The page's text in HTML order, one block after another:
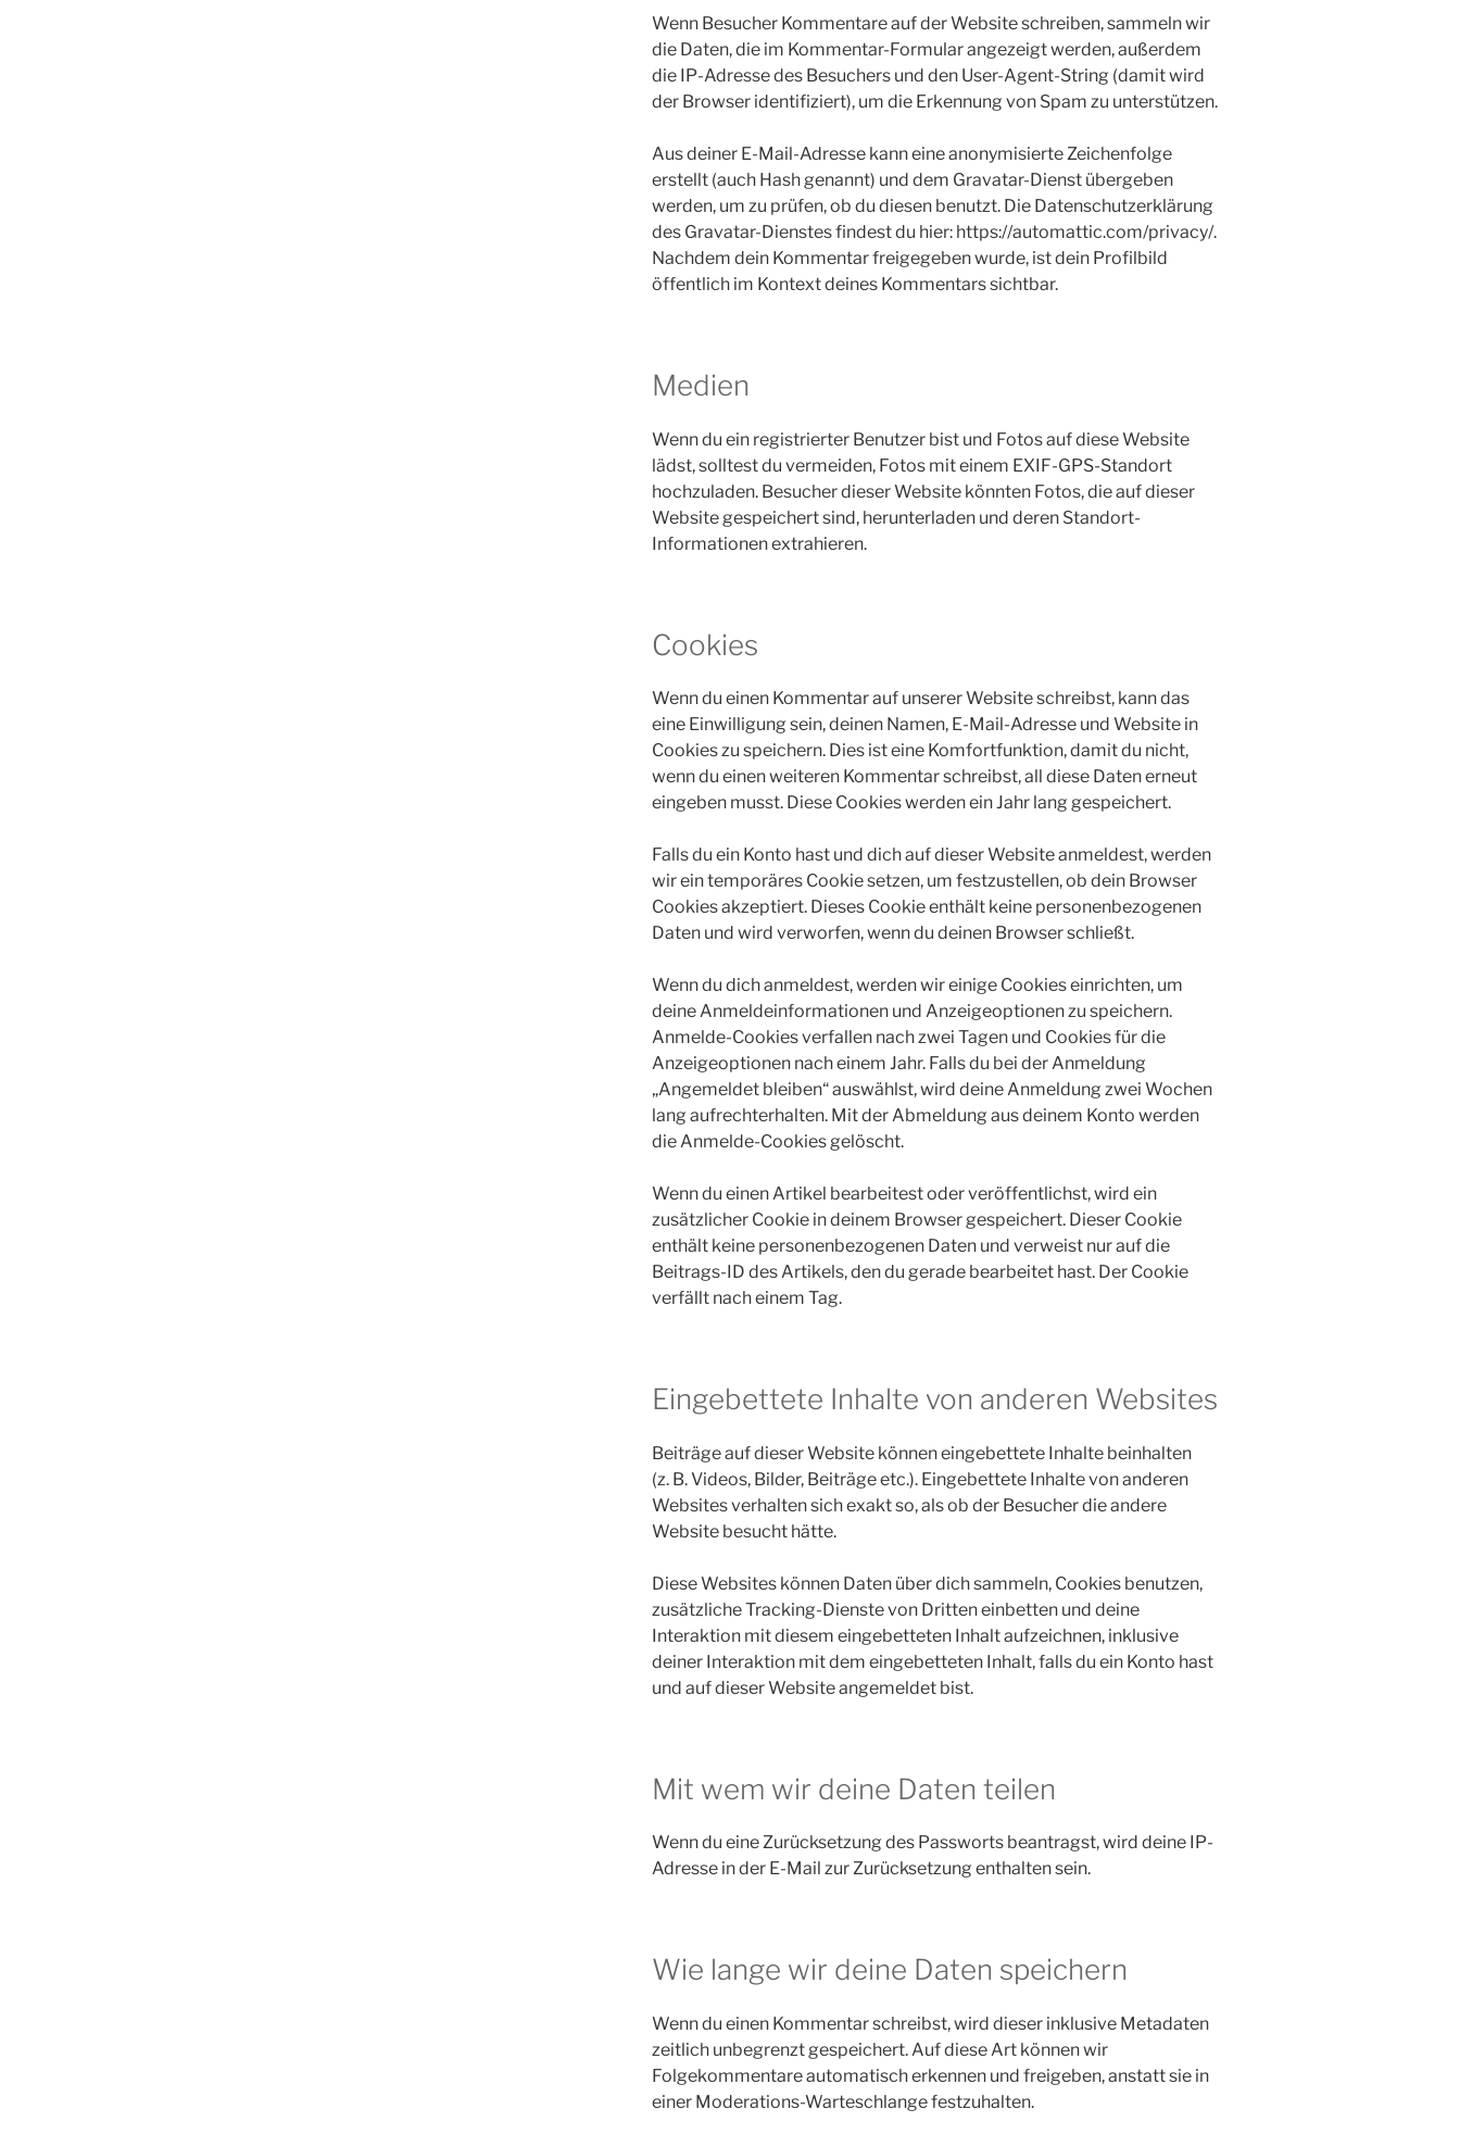
Wenn Besucher Kommentare auf der Website schreiben, sammeln wir
die Daten, die im Kommentar-Formular angezeigt werden, außerdem
die IP-Adresse des Besuchers und den User-Agent-String (damit wird
der Browser identifiziert), um die Erkennung von Spam zu unterstützen.
Aus deiner E-Mail-Adresse kann eine anonymisierte Zeichenfolge
erstellt (auch Hash genannt) und dem Gravatar-Dienst übergeben
werden, um zu prüfen, ob du diesen benutzt. Die Datenschutzerklärung
des Gravatar-Dienstes findest du hier: https://automattic.com/privacy/.
Nachdem dein Kommentar freigegeben wurde, ist dein Profilbild
öffentlich im Kontext deines Kommentars sichtbar.
Medien
Wenn du ein registrierter Benutzer bist und Fotos auf diese Website
lädst, solltest du vermeiden, Fotos mit einem EXIF-GPS-Standort
hochzuladen. Besucher dieser Website könnten Fotos, die auf dieser
Website gespeichert sind, herunterladen und deren Standort-
Informationen extrahieren.
Cookies
Wenn du einen Kommentar auf unserer Website schreibst, kann das
eine Einwilligung sein, deinen Namen, E-Mail-Adresse und Website in
Cookies zu speichern. Dies ist eine Komfortfunktion, damit du nicht,
wenn du einen weiteren Kommentar schreibst, all diese Daten erneut
eingeben musst. Diese Cookies werden ein Jahr lang gespeichert.
Falls du ein Konto hast und dich auf dieser Website anmeldest, werden
wir ein temporäres Cookie setzen, um festzustellen, ob dein Browser
Cookies akzeptiert. Dieses Cookie enthält keine personenbezogenen
Daten und wird verworfen, wenn du deinen Browser schließt.
Wenn du dich anmeldest, werden wir einige Cookies einrichten, um
deine Anmeldeinformationen und Anzeigeoptionen zu speichern.
Anmelde-Cookies verfallen nach zwei Tagen und Cookies für die
Anzeigeoptionen nach einem Jahr. Falls du bei der Anmeldung
„Angemeldet bleiben“ auswählst, wird deine Anmeldung zwei Wochen
lang aufrechterhalten. Mit der Abmeldung aus deinem Konto werden
die Anmelde-Cookies gelöscht.
Wenn du einen Artikel bearbeitest oder veröffentlichst, wird ein
zusätzlicher Cookie in deinem Browser gespeichert. Dieser Cookie
enthält keine personenbezogenen Daten und verweist nur auf die
Beitrags-ID des Artikels, den du gerade bearbeitet hast. Der Cookie
verfällt nach einem Tag.
Eingebettete Inhalte von anderen Websites
Beiträge auf dieser Website können eingebettete Inhalte beinhalten
(z. B. Videos, Bilder, Beiträge etc.). Eingebettete Inhalte von anderen
Websites verhalten sich exakt so, als ob der Besucher die andere
Website besucht hätte.
Diese Websites können Daten über dich sammeln, Cookies benutzen,
zusätzliche Tracking-Dienste von Dritten einbetten und deine
Interaktion mit diesem eingebetteten Inhalt aufzeichnen, inklusive
deiner Interaktion mit dem eingebetteten Inhalt, falls du ein Konto hast
und auf dieser Website angemeldet bist.
Mit wem wir deine Daten teilen
Wenn du eine Zurücksetzung des Passworts beantragst, wird deine IP-
Adresse in der E-Mail zur Zurücksetzung enthalten sein.
Wie lange wir deine Daten speichern
Wenn du einen Kommentar schreibst, wird dieser inklusive Metadaten
zeitlich unbegrenzt gespeichert. Auf diese Art können wir
Folgekommentare automatisch erkennen und freigeben, anstatt sie in
einer Moderations-Warteschlange festzuhalten.